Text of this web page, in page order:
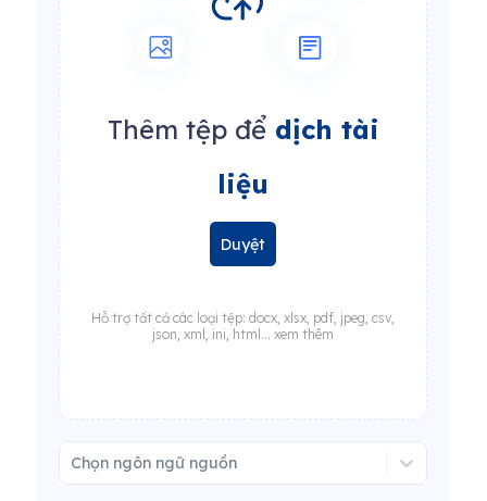
Thêm tệp đểdịch tài
liệu
Duyệt
Hỗ trợ tất cả các loại tệp: docx, xlsx, pdf, jpeg, csv,
json, xml, ini, html... xem thêm
Chọn ngôn ngữ nguồn